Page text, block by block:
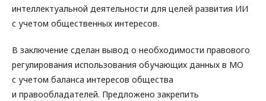
интеллектуальной деятельности для целей развития ИИ
с учетом общественных интересов.
В заключение сделан вывод о необходимости правового
регулирования использования обучающих данных в МО
с учетом баланса интересов общества
и правообладателей. Предложено закрепить